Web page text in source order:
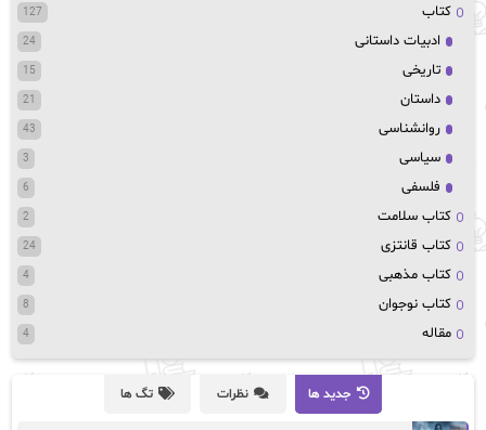
کتاب 127
ادبیات داستانی 24
تاریخی 15
داستان 21
روانشناسی 43
سیاسی 3
فلسفی 6
کتاب سلامت 2
کتاب قانتزی 24
کتاب مذهبی 4
کتاب نوجوان 8
مقاله 4
جدید ها نظرات تگ ها